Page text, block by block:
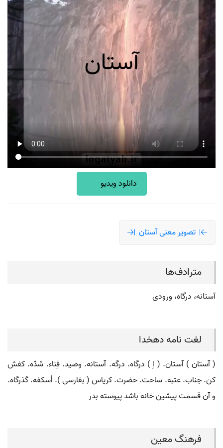
دانلود ویدیو
تصویر معنی آستان
مترادف‌ها
آستانه، درگاه، ورودی
لغت نامه دهخدا
( آستان ) آستان. ( اِ ) درگاه. درگه. آستانه. وصید. فِناء. سُدّه. کفش
کن. جناب. عتبه. ساحت. حضرت. کریاس ( بفارسی ). اُسکفه. گذرگاه.
و آن قسمت پیشین خانه باشد پیوسته بدر
فرهنگ معین